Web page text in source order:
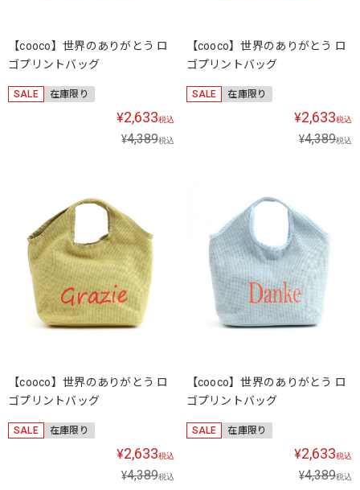
【cooco】世界のありがとう ロ
ゴプリントバッグ
SALE 在庫限り
¥2,633税込
¥4,389税込
【cooco】世界のありがとう ロ
ゴプリントバッグ
SALE 在庫限り
¥2,633税込
¥4,389税込
【cooco】世界のありがとう ロ
ゴプリントバッグ
SALE 在庫限り
¥2,633税込
¥4,389税込
【cooco】世界のありがとう ロ
ゴプリントバッグ
SALE 在庫限り
¥2,633税込
¥4,389税込